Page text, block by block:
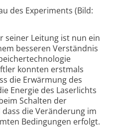
des Experiments (Bild:
seiner Leitung ist nun ein
besseren Verständnis
konnten erstmals
die Erwärmung des
Energie des Laserlichts
Schalten der
die Veränderung im
Bedingungen erfolgt.